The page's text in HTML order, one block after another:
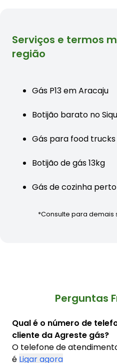
Serviços e termos
região
Gás P13 em Aracaju
Botijão barato no
Gás para food trucks
Botijão de gás 13kg
Gás de cozinha
*Consulte para demais
Perguntas
Qual é o número de
cliente da Agreste gás?
O telefone de
é Ligar agora